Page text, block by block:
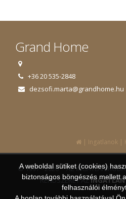
Grand Home
+36 20 535-2848
dezsofi.marta@grandhome.hu
| Ingatlanok |
© 1997 - 2026 AZ INGATLANIRODA
RENDSZERÉT AZINGATLAN
A weboldal sütiket (cookies)
biztonságos böngészés mellett
felhasználói